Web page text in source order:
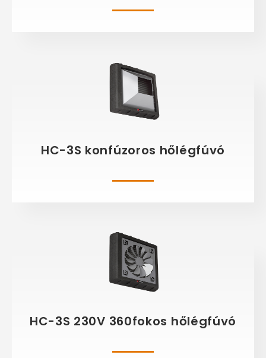
HC-3S konfúzoros hőlégfúvó
HC-3S 230V 360fokos hőlégfúvó